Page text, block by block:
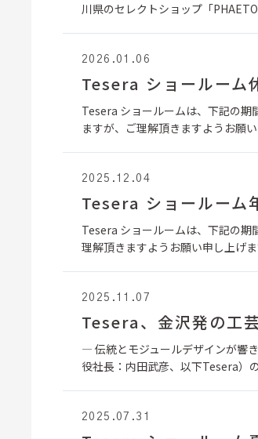
川県のセレクトショップ「
2026.01.06
Tesera ショールーム
Tesera ショールームは、下記の
ますが、ご理解頂きますようお願い
2025.12.04
Tesera ショールーム
Tesera ショールームは、下記の
理解頂きますようお願い申し上げま
2025.11.07
Tesera、金沢発の工
― 伝統とモジュールデザインが響
役社長：内田武彦、以下Tesera）
2025.07.31